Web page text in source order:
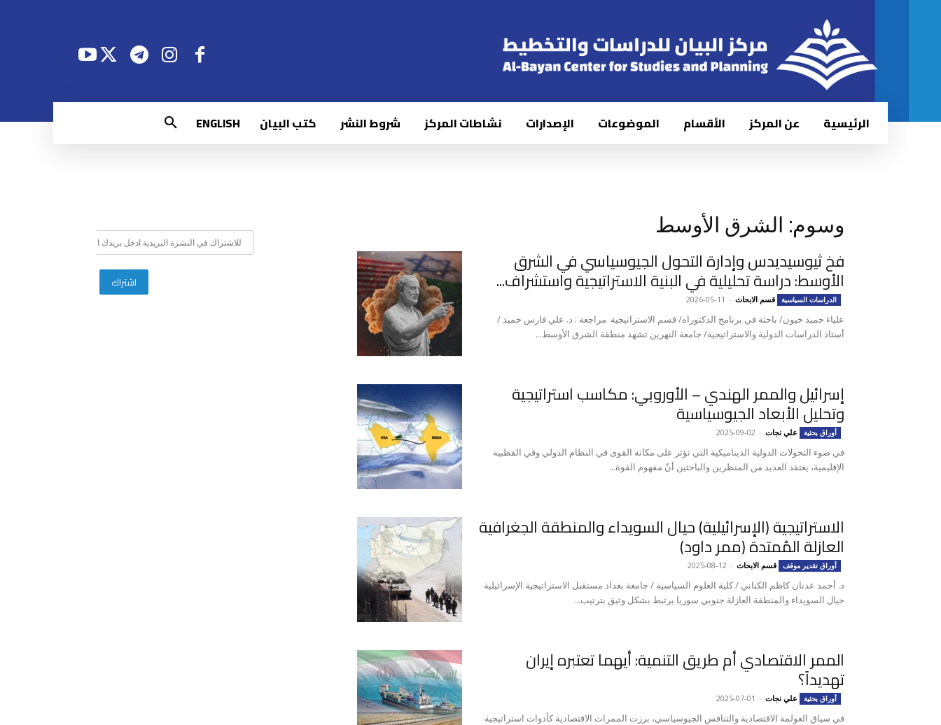
الرئيسية عن المركز الأقسام الموضوعات الإصدارات نشاطات المركز شروط النشر كتب البيان ENGLISH
وسوم: الشرق الأوسط
فخ ثيوسيديدس وإدارة التحول الجيوسياسي في الشرق
الأوسط: دراسة تحليلية في البنية الاستراتيجية واستشراف...
الدراسات السياسية قسم الابحاث -
2026-05-11
علياء حميد خيون/ باحثة في برنامج الدكتوراه/ قسم الاستراتيجية مراجعة : د. علي فارس حميد /
أستاذ الدراسات الدولية والاستراتيجية/ جامعة النهرين تشهد منطقة الشرق الأوسط...
إسرائيل والممر الهندي – الأوروبي: مكاسب استراتيجية
وتحليل الأبعاد الجيوسياسية
أوراق بحثية علي نجات -
2025-09-02
في ضوء التحولات الدولية الديناميكية التي تؤثر على مكانة القوى في النظام الدولي وفي القطبية
الإقليمية، يعتقد العديد من المنظرين والباحثين أنّ مفهوم القوة...
الاستراتيجية (الإسرائيلية) حيال السويداء والمنطقة الجغرافية
العازلة المُمتدة (ممر داود)
أوراق تقدير موقف قسم الابحاث -
2025-08-12
د. أحمد عدنان كاظم الكناني / كلية العلوم السياسية / جامعة بغداد مستقبل الاستراتيجية الإسرائيلية
حيال السويداء والمنطقة العازلة جنوبي سوريا يرتبط بشكل وثيق بترتيب...
الممر الاقتصادي أم طريق التنمية: أيهما تعتبره إيران
تهديداً؟
أوراق بحثية علي نجات -
2025-07-01
في سياق العولمة الاقتصادية والتنافس الجيوسياسي، برزت الممرات الاقتصادية كأدوات استراتيجية